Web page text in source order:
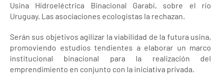
Usina Hidroeléctrica Binacional Garabí, sobre el río
Uruguay. Las asociaciones ecologistas la rechazan.
Serán sus objetivos agilizar la viabilidad de la futura usina,
promoviendo estudios tendientes a elaborar un marco
institucional binacional para la realización del
emprendimiento en conjunto con la iniciativa privada.